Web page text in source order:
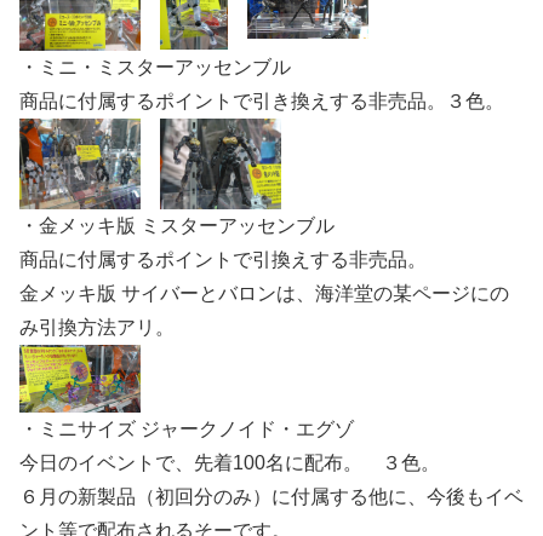
・ミニ・ミスターアッセンブル
商品に付属するポイントで引き換えする非売品。３色。
・金メッキ版 ミスターアッセンブル
商品に付属するポイントで引換えする非売品。
金メッキ版 サイバーとバロンは、海洋堂の某ページにの
み引換方法アリ。
・ミニサイズ ジャークノイド・エグゾ
今日のイベントで、先着100名に配布。 ３色。
６月の新製品（初回分のみ）に付属する他に、今後もイベ
ント等で配布されるそーです。